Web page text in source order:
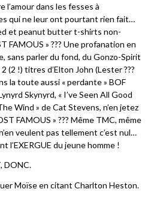
l’amour dans les fesses à
qui ne leur ont pourtant rien fait…
et peanut butter t-shirts non-
FAMOUS » ??? Une profanation en
sans parler du fond, du Gonzo-Spirit
(2 !) titres d’Elton John (Lester ???
la toute aussi « perdante » BOF
Skynyrd, « I’ve Seen All Good
Wind » de Cat Stevens, n’en jetez
FAMOUS » ??? Même TMC, même
veulent pas tellement c’est nul…
l’EXERGUE du jeune homme !
DONC.
Moïse en citant Charlton Heston.